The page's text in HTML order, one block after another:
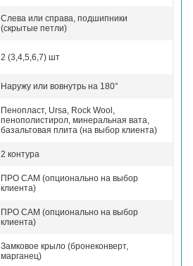
Слева или справа, подшипники
(скрытые петли)
2 (3,4,5,6,7) шт
Наружу или вовнутрь на 180°
Пенопласт, Ursa, Rock Wool,
пенополистирол, минеральная вата,
базальтовая плита (на выбор клиента)
2 контура
ПРО САМ (опционально на выбор
клиента)
ПРО САМ (опционально на выбор
клиента)
Замковое крыло (бронеконверт,
марганец)